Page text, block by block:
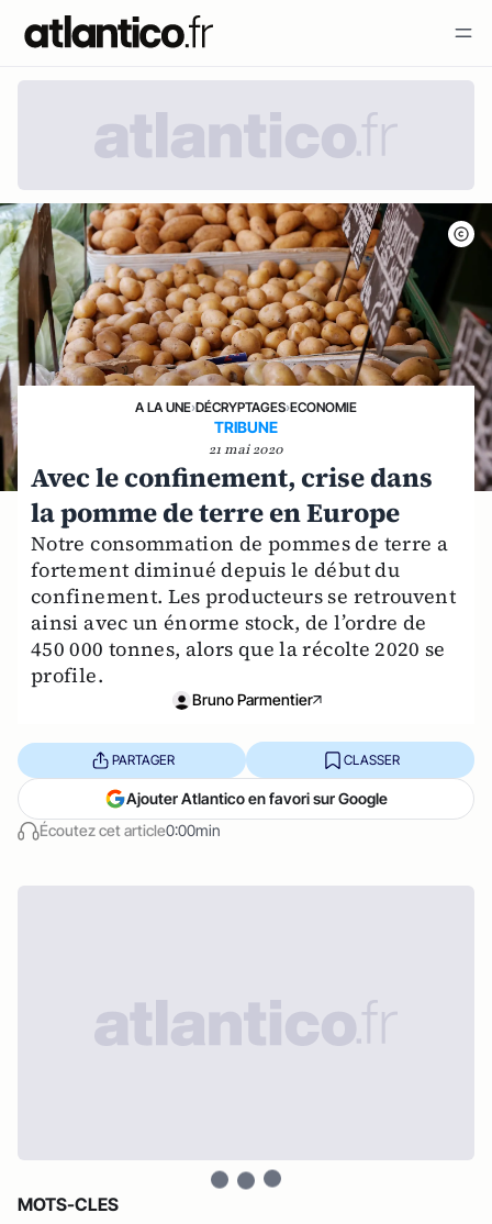
A LA UNE›DÉCRYPTAGES›ECONOMIE
TRIBUNE
21 mai 2020
Avec le confinement, crise dans
la pomme de terre en Europe
Notre consommation de pommes de terre a
fortement diminué depuis le début du
confinement. Les producteurs se retrouvent
ainsi avec un énorme stock, de l’ordre de
450 000 tonnes, alors que la récolte 2020 se
profile.
Bruno Parmentier
Écoutez cet article0:00min
PARTAGER CLASSER
Ajouter Atlantico en favori sur Google
MOTS-CLES